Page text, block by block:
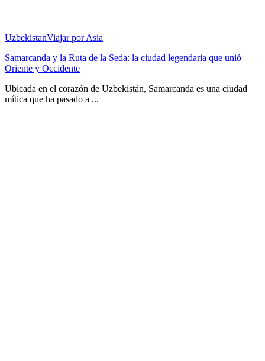
UzbekistanViajar por Asia
Samarcanda y la Ruta de la Seda: la ciudad legendaria que unió
Oriente y Occidente
Ubicada en el corazón de Uzbekistán, Samarcanda es una ciudad
mítica que ha pasado a ...